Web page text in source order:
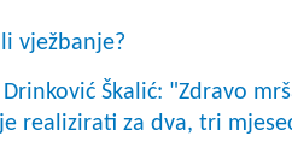
vježbanje?
Škalić: "Zdravo
realizirati za dva, tri